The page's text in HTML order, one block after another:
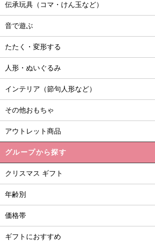
伝承玩具（コマ・けん玉など）
音で遊ぶ
たたく・変形する
人形・ぬいぐるみ
インテリア（節句人形など）
その他おもちゃ
アウトレット商品
グループから探す
クリスマス ギフト
年齢別
価格帯
ギフトにおすすめ